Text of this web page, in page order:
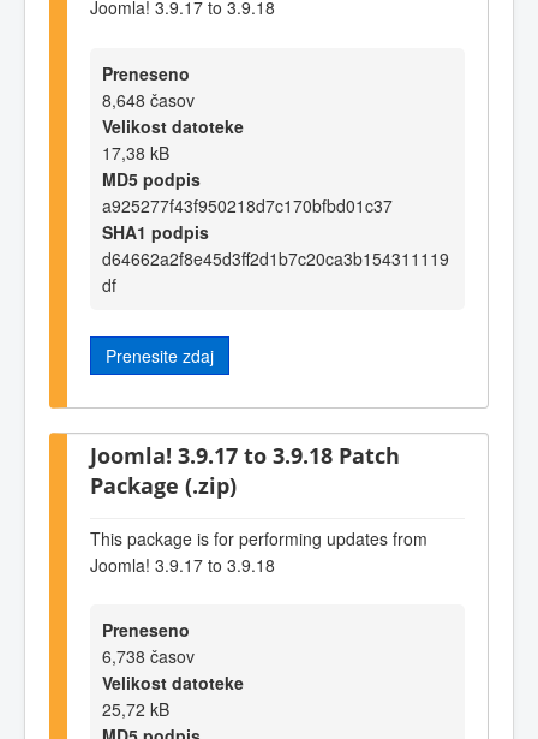
Joomla! 3.9.17 to 3.9.18
Preneseno
8,648 časov
Velikost datoteke
17,38 kB
MD5 podpis
a925277f43f950218d7c170bfbd01c37
SHA1 podpis
d64662a2f8e45d3ff2d1b7c20ca3b154311119
df
Prenesite zdaj
Joomla! 3.9.17 to 3.9.18 Patch
Package (.zip)
This package is for performing updates from
Joomla! 3.9.17 to 3.9.18
Preneseno
6,738 časov
Velikost datoteke
25,72 kB